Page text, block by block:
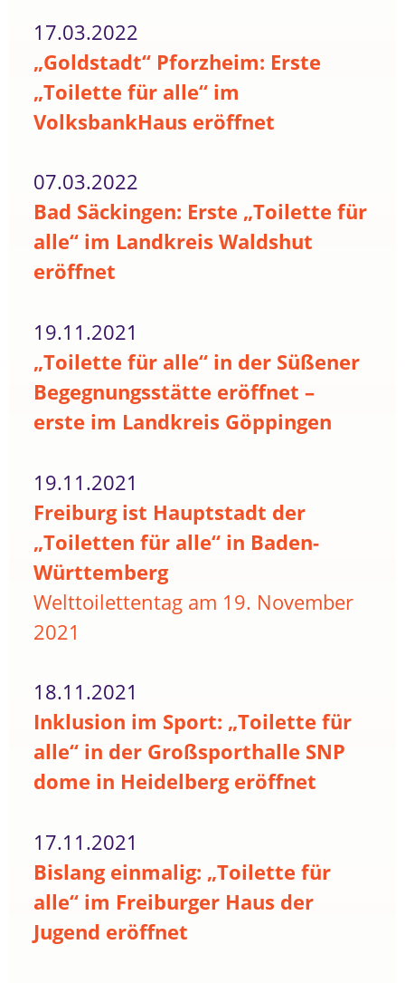
17.03.2022
„Goldstadt“ Pforzheim: Erste
„Toilette für alle“ im
VolksbankHaus eröffnet
07.03.2022
Bad Säckingen: Erste „Toilette für
alle“ im Landkreis Waldshut
eröffnet
19.11.2021
„Toilette für alle“ in der Süßener
Begegnungsstätte eröffnet –
erste im Landkreis Göppingen
19.11.2021
Freiburg ist Hauptstadt der
„Toiletten für alle“ in Baden-
Württemberg
Welttoilettentag am 19. November
2021
18.11.2021
Inklusion im Sport: „Toilette für
alle“ in der Großsporthalle SNP
dome in Heidelberg eröffnet
17.11.2021
Bislang einmalig: „Toilette für
alle“ im Freiburger Haus der
Jugend eröffnet